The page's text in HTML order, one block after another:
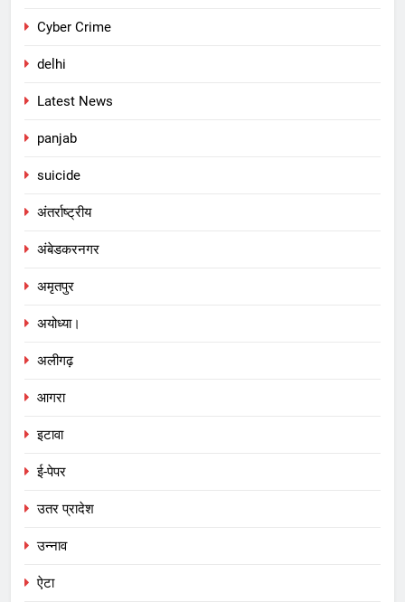
Cyber Crime
delhi
Latest News
panjab
suicide
अंतर्राष्ट्रीय
अंबेडकरनगर
अमृतपुर
अयोध्या।
अलीगढ़
आगरा
इटावा
ई-पेपर
उतर प्रादेश
उन्नाव
ऐटा